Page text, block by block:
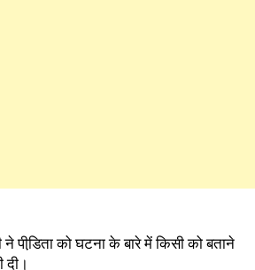
पीडि़ता को घटना के बारे में किसी को बताने
दी।